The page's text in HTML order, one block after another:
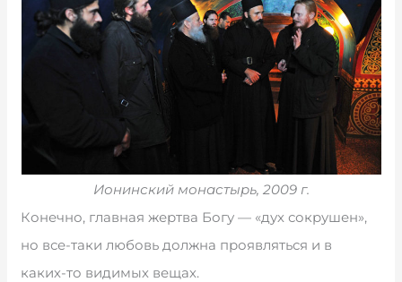
Ионинский монастырь, 2009 г.
Конечно, главная жертва Богу — «дух сокрушен»,
но все-таки любовь должна проявляться и в
каких-то видимых вещах.